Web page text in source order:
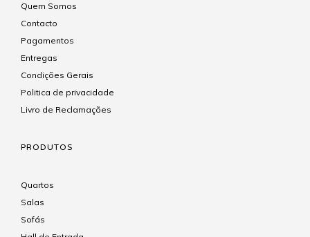
Quem Somos
Contacto
Pagamentos
Entregas
Condições Gerais
Politica de privacidade
Livro de Reclamações
PRODUTOS
Quartos
Salas
Sofás